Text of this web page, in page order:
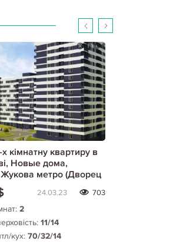
кімнатну квартиру в
Новые дома,
метро (Дворец
453861/55
24.03.23 703
2
11/14
кух: 70/32/14